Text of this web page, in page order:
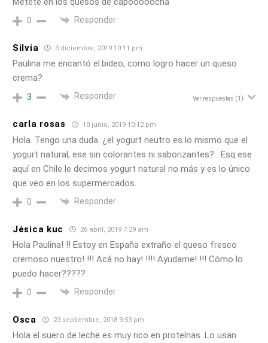
0 Responder
Silvia 3 diciembre, 2019 10:11 pm
Paulina me encantó el.bideo, como logro hacer un queso
crema?
3 Responder Ver respuestas (1)
carla rosas 10 junio, 2019 10:12 pm
Hola. Tengo una duda. ¿el yogurt neutro es lo mismo que el
yogurt natural, ese sin colorantes ni saborizantes? . Esq ese
aquí en Chile le decimos yogurt natural no más y es lo único
que veo en los supermercados.
0 Responder
Jésica kuc 26 abril, 2019 7:29 am
Hola Paulina! !! Estoy en España extraño el queso fresco
cremoso nuestro! !!! Acá no hay! !!!! Ayudame! !!! Cómo lo
puedo hacer?????
0 Responder
Osca 23 septiembre, 2018 9:53 pm
Hola el suero de leche es muy rico en proteínas. Lo usan